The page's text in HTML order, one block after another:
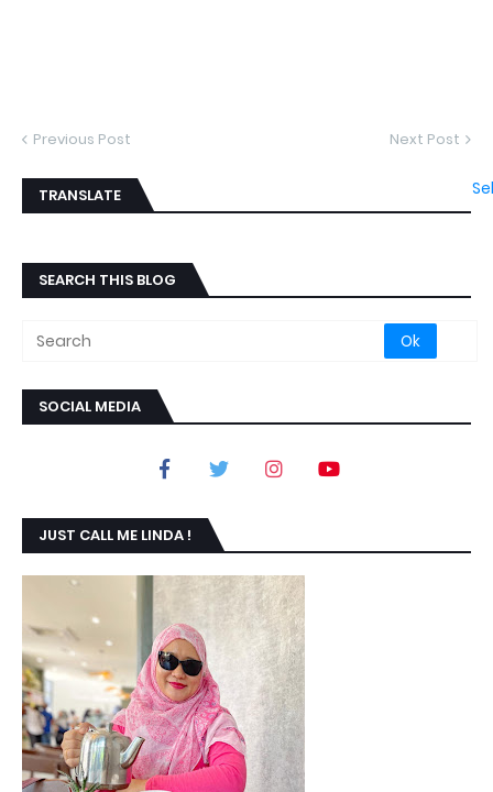
Previous Post Next Post
TRANSLATE
SEARCH THIS BLOG
SOCIAL MEDIA
JUST CALL ME LINDA !